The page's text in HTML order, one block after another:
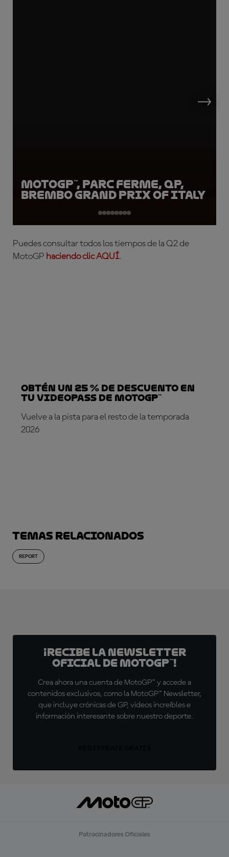
MotoGP™, Parc Ferme, QP,
Brembo Grand Prix of Italy
Puedes consultar todos los tiempos de la Q2 de
MotoGP haciendo clic AQUÍ.
Obtén un 25 % de descuento en
tu VideoPass de MotoGP™
Vuelve a la pista para el resto de la temporada
2026
Temas relacionados
REPORT
¡Recibe la Newsletter
oficial de MotoGP™!
Crea ahora una cuenta de MotoGP™ y accede a
contenidos exclusivos, como la MotoGP™ Newsletter,
que incluye crónicas de GP, vídeos increíbles e
información interesante sobre nuestro deporte.
Patrocinadores Oficiales